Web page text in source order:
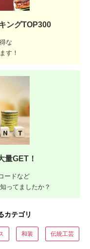
ングTOP300
な
す！
量GET！
ードなど
ってましたか？
カテゴリ
和装 伝統工芸